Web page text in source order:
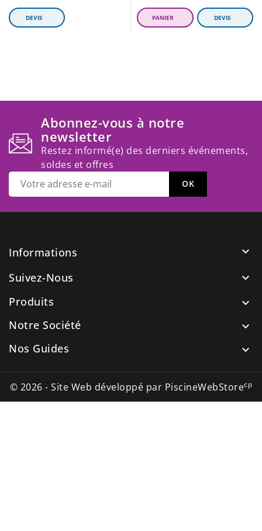
Abonnez-vous à notre
newsletter
Restez informé(e) des derniers événements,
soldes et offres
Informations

Suivez-Nous

Produits

Notre Société

Nos Guides

© 2026 - Site Web développé par PiscineWebStorecp